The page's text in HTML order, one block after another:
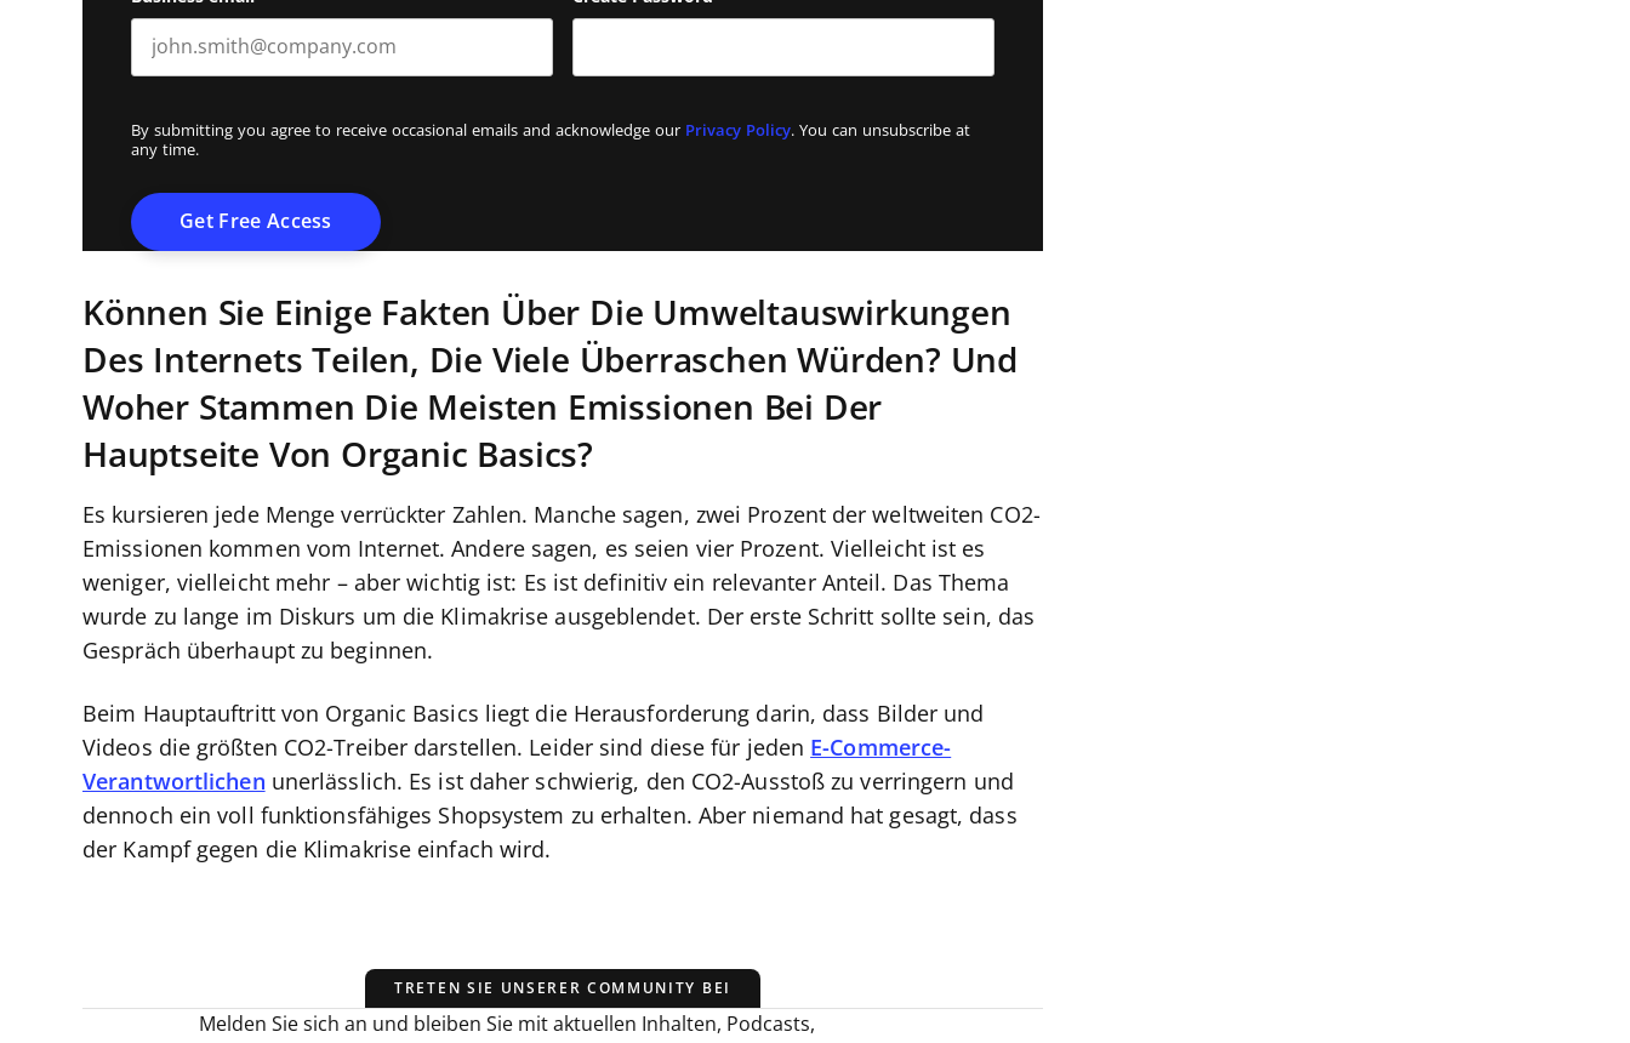
By submitting you agree to receive occasional emails and acknowledge our Privacy Policy. You can unsubscribe at
any time.
Können Sie Einige Fakten Über Die Umweltauswirkungen
Des Internets Teilen, Die Viele Überraschen Würden? Und
Woher Stammen Die Meisten Emissionen Bei Der
Hauptseite Von Organic Basics?
Es kursieren jede Menge verrückter Zahlen. Manche sagen, zwei Prozent der weltweiten CO2-
Emissionen kommen vom Internet. Andere sagen, es seien vier Prozent. Vielleicht ist es
weniger, vielleicht mehr – aber wichtig ist: Es ist definitiv ein relevanter Anteil. Das Thema
wurde zu lange im Diskurs um die Klimakrise ausgeblendet. Der erste Schritt sollte sein, das
Gespräch überhaupt zu beginnen.
Beim Hauptauftritt von Organic Basics liegt die Herausforderung darin, dass Bilder und
Videos die größten CO2-Treiber darstellen. Leider sind diese für jeden E-Commerce-
Verantwortlichen unerlässlich. Es ist daher schwierig, den CO2-Ausstoß zu verringern und
dennoch ein voll funktionsfähiges Shopsystem zu erhalten. Aber niemand hat gesagt, dass
der Kampf gegen die Klimakrise einfach wird.
TRETEN SIE UNSERER COMMUNITY BEI
Melden Sie sich an und bleiben Sie mit aktuellen Inhalten, Podcasts,